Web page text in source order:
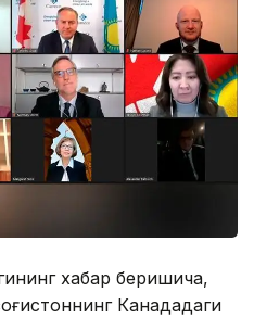
хабар беришича,
Канададаги